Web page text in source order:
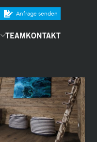
Anfrage senden
TEAMKONTAKT